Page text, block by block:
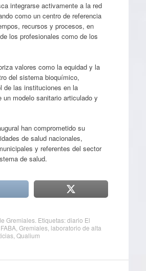
integrarse activamente a la red
como un centro de referencia
recursos y procesos, en
los profesionales como de los
valores como la equidad y la
del sistema bioquímico,
de las instituciones en la
un modelo sanitario articulado y
han comprometido su
de salud nacionales,
y referentes del sector
de salud.
Gremiales. Etiquetas:diario El
FABA, Gremiales, laboratorio de alta
, Qualium